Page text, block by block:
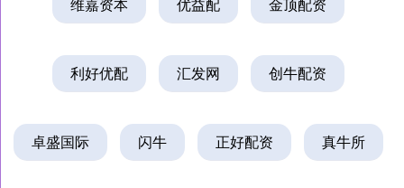
利好优配 汇发网 创牛配资
卓盛国际 闪牛 正好配资 真牛所